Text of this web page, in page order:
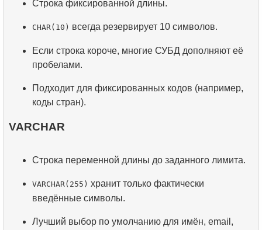
Строка фиксированной длины.
CHAR(10) всегда резервирует 10 символов.
Если строка короче, многие СУБД дополняют её
пробелами.
Подходит для фиксированных кодов (например,
коды стран).
VARCHAR
Строка переменной длины до заданного лимита.
VARCHAR(255) хранит только фактически
введённые символы.
Лучший выбор по умолчанию для имён, email,